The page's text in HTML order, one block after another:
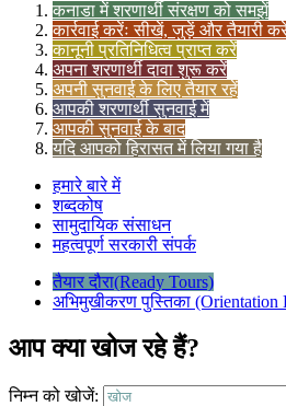
कनाडा में शरणार्थी संरक्षण को समझें
कार्रवाई करेंः सीखें, जुड़ें और तैयारी
कानूनी प्रतिनिधित्व प्राप्त करें
अपना शरणार्थी दावा शुरू करें
अपनी सुनवाई के लिए तैयार रहें
आपकी शरणार्थी सुनवाई में
आपकी सुनवाई के बाद
यदि आपको हिरासत में लिया गया है
हमारे बारे में
शब्दकोष
सामुदायिक संसाधन
महत्वपूर्ण सरकारी संपर्क
तैयार दौरा(Ready Tours)
अभिमुखीकरण पुस्तिका (Orientation
आप क्या खोज रहे हैं?
निम्न को खोजें: